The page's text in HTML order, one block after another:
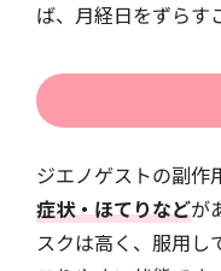
ば、月経日をずらす
ジエノゲストの副作
症状・ほてりなどが
スクは高く、服用し